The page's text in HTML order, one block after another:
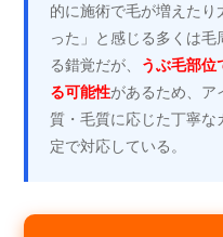
的に施術で毛が増えた
った」と感じる多くは毛
る錯覚だが、
うぶ毛部位
る可能性があるため、ア
質・毛質に応じた丁寧
定で対応している。